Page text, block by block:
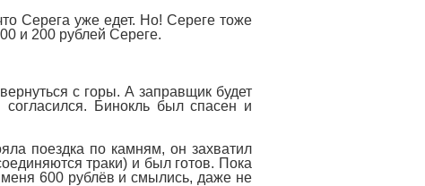
Серега уже едет. Но! Сереге тоже
и 200 рублей Сереге.
с горы. А заправщик будет
согласился. Бинокль был спасен и
поездка по камням, он захватил
траки) и был готов. Пока
600 рублёв и смылись, даже не